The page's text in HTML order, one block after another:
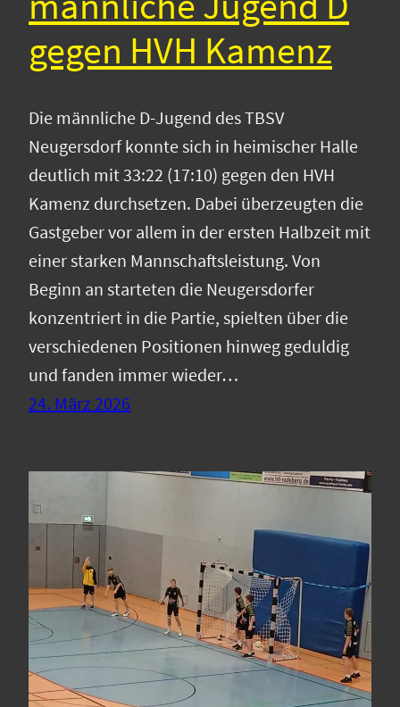
gegen HVH Kamenz
Die männliche D-Jugend des TBSV
Neugersdorf konnte sich in heimischer Halle
deutlich mit 33:22 (17:10) gegen den HVH
Kamenz durchsetzen. Dabei überzeugten die
Gastgeber vor allem in der ersten Halbzeit mit
einer starken Mannschaftsleistung. Von
Beginn an starteten die Neugersdorfer
konzentriert in die Partie, spielten über die
verschiedenen Positionen hinweg geduldig
und fanden immer wieder…
24. März 2026